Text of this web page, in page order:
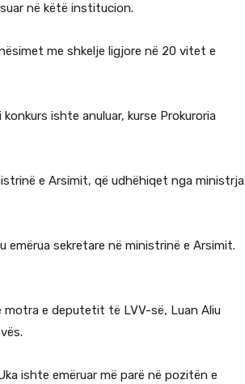
në këtë institucion.
me shkelje ligjore në 20 vitet e
ishte anuluar, kurse Prokuroria
e Arsimit, që udhëhiqet nga ministrja
sekretare në ministrinë e Arsimit.
motra e deputetit të LVV-së, Luan Aliu
ishte emëruar më parë në pozitën e